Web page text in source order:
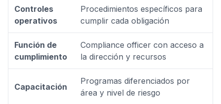
Controles
operativos
Procedimientos específicos para
cumplir cada obligación
Función de
cumplimiento
Compliance officer con acceso a
la dirección y recursos
Capacitación
Programas diferenciados por
área y nivel de riesgo